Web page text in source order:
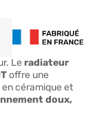
Le radiateur
offre une
céramique et
doux,